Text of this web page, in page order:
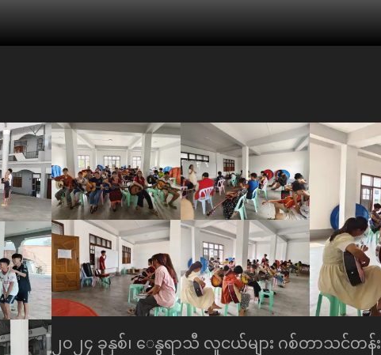
၂၀၂၄ ခုနှစ်၊ ေနွရာသီ လူငယ်များ ဂစ်တာသင်တန်း